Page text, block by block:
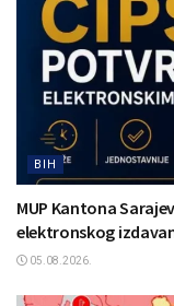
BIH
MUP Kantona
elektronskog
05.08.2026.